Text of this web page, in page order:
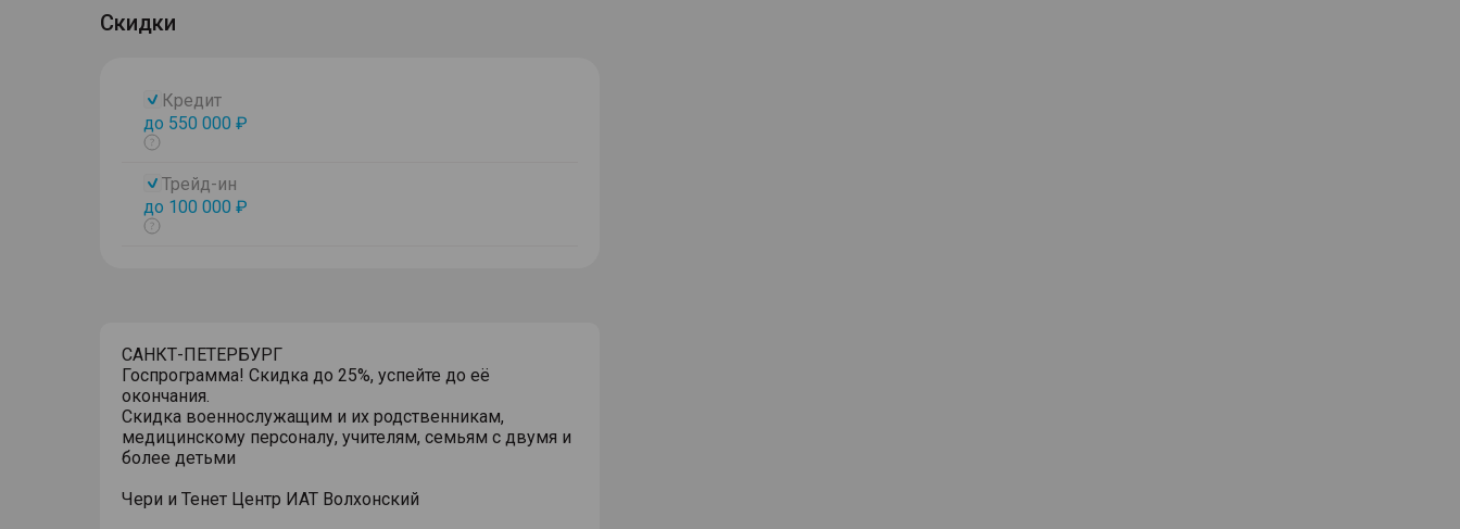
Скидки
Кредит
до 550 000 ₽
Показать
Трейд-ин
до 100 000 ₽
Показать
САНКТ-ПЕТЕРБУРГ
Госпрограмма! Скидка до 25%, успейте до её
окончания.
Скидка военнослужащим и их родственникам,
медицинскому персоналу, учителям, семьям с двумя и
более детьми
Чери и Тенет Центр ИАТ Волхонский